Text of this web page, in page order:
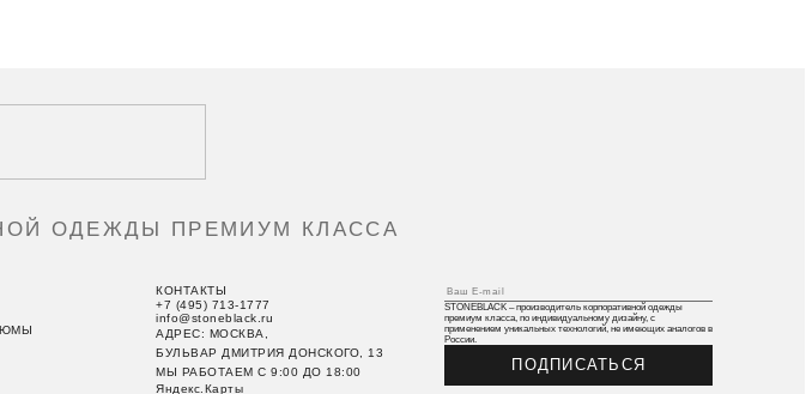
ОДЕЖДЫ ПРЕМИУМ КЛАССА
КОНТАКТЫ
+7 (495) 713-1777
info@stoneblack.ru
АДРЕС: МОСКВА,
БУЛЬВАР ДМИТРИЯ ДОНСКОГО, 13
МЫ РАБОТАЕМ C 9:00 ДО 18:00
Яндекс.Карты
STONEBLACK – производитель корпоративной одежды
премиум класса, по индивидуальному дизайну, с
применением уникальных технологий, не имеющих аналогов в
России.
ПОДПИСАТЬСЯ